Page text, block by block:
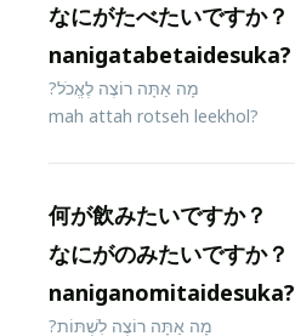
なにがたべたいですか？
nanigatabetaidesuka?
מָה אַתָּה רוֹצֶה לֶאֱכֹל?
mah attah rotseh leekhol?
何が飲みたいですか？
なにがのみたいですか？
naniganomitaidesuka?
מָה אַתָּה רוֹצֶה לִשְׁתּוֹת?